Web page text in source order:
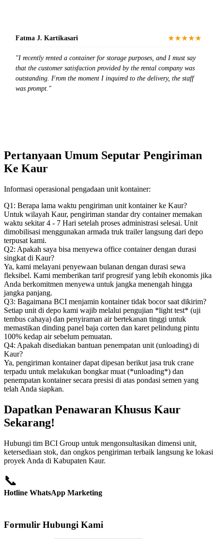
Fatma J. Kartikasari ★★★★★
"I recently rented a container for storage purposes, and I must say
that the customer satisfaction provided by the rental company was
outstanding. From the moment I inquired to the delivery, the staff
was prompt."
Pertanyaan Umum Seputar Pengiriman
Ke Kaur
Informasi operasional pengadaan unit kontainer:
Q1: Berapa lama waktu pengiriman unit kontainer ke Kaur?
Untuk wilayah Kaur, pengiriman standar dry container memakan
waktu sekitar 4 - 7 Hari setelah proses administrasi selesai. Unit
dimobilisasi menggunakan armada truk trailer langsung dari depo
terpusat kami.
Q2: Apakah saya bisa menyewa office container dengan durasi
singkat di Kaur?
Ya, kami melayani penyewaan bulanan dengan durasi sewa
fleksibel. Kami memberikan tarif progresif yang lebih ekonomis jika
Anda berkomitmen menyewa untuk jangka menengah hingga
jangka panjang.
Q3: Bagaimana BCI menjamin kontainer tidak bocor saat dikirim?
Setiap unit di depo kami wajib melalui pengujian *light test* (uji
tembus cahaya) dan penyiraman air bertekanan tinggi untuk
memastikan dinding panel baja corten dan karet pelindung pintu
100% kedap air sebelum pemuatan.
Q4: Apakah disediakan bantuan penempatan unit (unloading) di
Kaur?
Ya, pengiriman kontainer dapat dipesan berikut jasa truk crane
terpadu untuk melakukan bongkar muat (*unloading*) dan
penempatan kontainer secara presisi di atas pondasi semen yang
telah Anda siapkan.
Dapatkan Penawaran Khusus Kaur
Sekarang!
Hubungi tim BCI Group untuk mengonsultasikan dimensi unit,
ketersediaan stok, dan ongkos pengiriman terbaik langsung ke lokasi
proyek Anda di Kabupaten Kaur.
📞
Hotline WhatsApp Marketing
Formulir Hubungi Kami